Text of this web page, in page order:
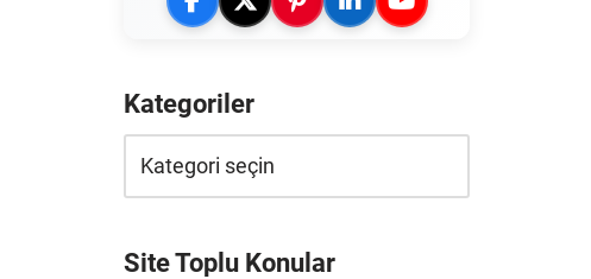
Kategoriler
Site Toplu Konular